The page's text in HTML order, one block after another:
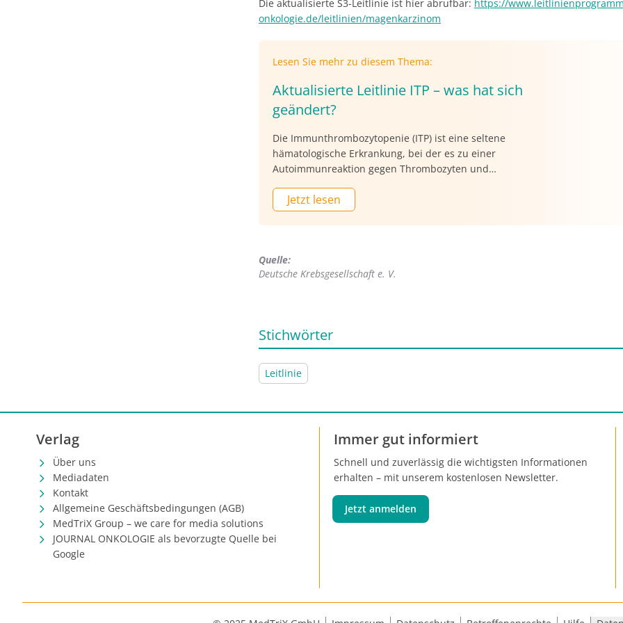
Die aktualisierte S3-Leitlinie ist hier abrufbar: https://
onkologie.de/leitlinien/magenkarzinom
Lesen Sie mehr zu diesem Thema:
Aktualisierte Leitlinie ITP – was hat sich
geändert?
Die Immunthrombozytopenie (ITP) ist eine seltene
hämatologische Erkrankung, bei der es zu einer
Autoimmunreaktion gegen Thrombozyten und
Leitlinie zur ITP umfassend aktualisiert. In der aktuellen
Folge von O-Ton Onkologie spricht Dr. med. vet. Astrid
hämatoonkologischen Ambulanz und leitender Oberarzt
an der Klinik für Gastroenterologie, Hämatologie und
Jetzt lesen
Quelle:
Deutsche Krebsgesellschaft e. V.
Stichwörter
Leitlinie
Verlag
Über uns
Mediadaten
Kontakt
Allgemeine Geschäftsbedingungen (AGB)
MedTriX Group – we care for media solutions
JOURNAL ONKOLOGIE als bevorzugte Quelle bei
Google
Immer gut informiert
Schnell und zuverlässig die wichtigsten Informationen
erhalten – mit unserem kostenlosen Newsletter.
Jetzt anmelden